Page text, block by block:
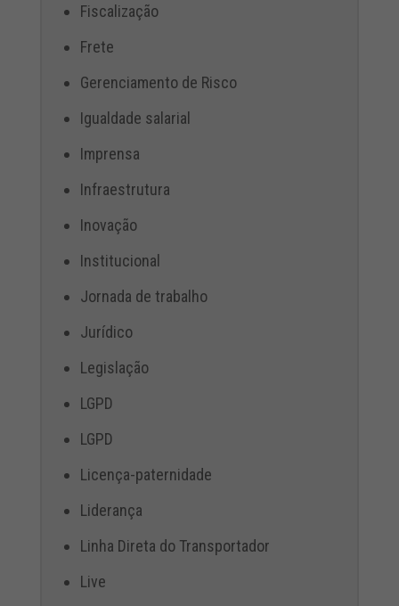
Fiscalização
Frete
Gerenciamento de Risco
Igualdade salarial
Imprensa
Infraestrutura
Inovação
Institucional
Jornada de trabalho
Jurídico
Legislação
LGPD
LGPD
Licença-paternidade
Liderança
Linha Direta do Transportador
Live